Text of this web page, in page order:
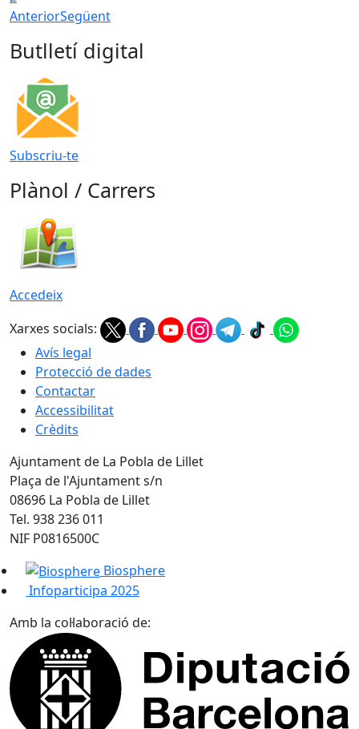
AnteriorSegüent
Butlletí digital
Subscriu-te
Plànol / Carrers
Accedeix
Xarxes socials:
Avís legal
Protecció de dades
Contactar
Accessibilitat
Crèdits
Ajuntament de La Pobla de Lillet
Plaça de l'Ajuntament s/n
08696 La Pobla de Lillet
Tel. 938 236 011
NIF P0816500C
Biosphere
Infoparticipa 2025
Amb la col·laboració de: